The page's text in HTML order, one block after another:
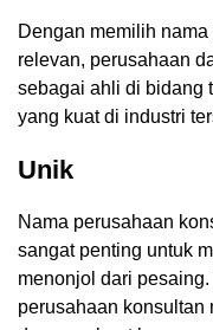
Dengan memilih
relevan, perusahaan
sebagai ahli di bidang
yang kuat di industri
Unik
Nama perusahaan
sangat penting untuk
menonjol dari
perusahaan konsultan